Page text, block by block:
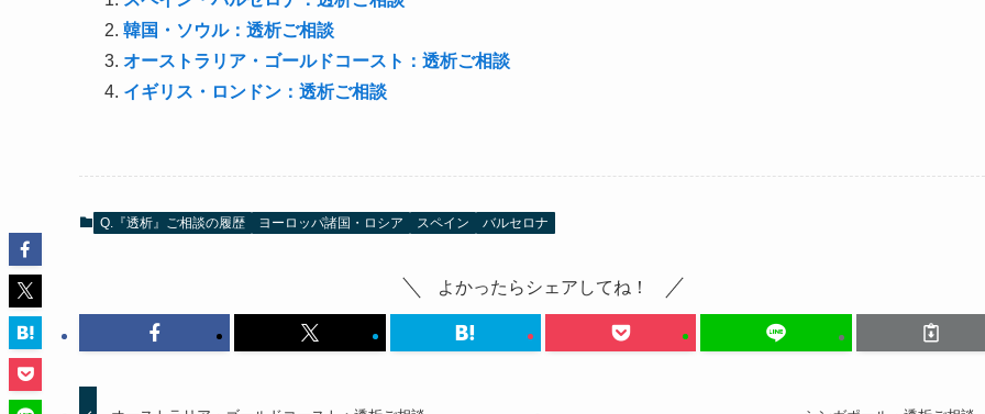
韓国・ソウル：透析ご相談
オーストラリア・ゴールドコースト：透析ご相談
イギリス・ロンドン：透析ご相談
Q.『透析』ご相談の履歴 ヨーロッパ諸国・ロシア スペイン バルセロナ
よかったらシェアしてね！